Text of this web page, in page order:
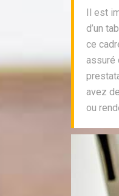
Il est
d’un
ce
assuré
avez
ou